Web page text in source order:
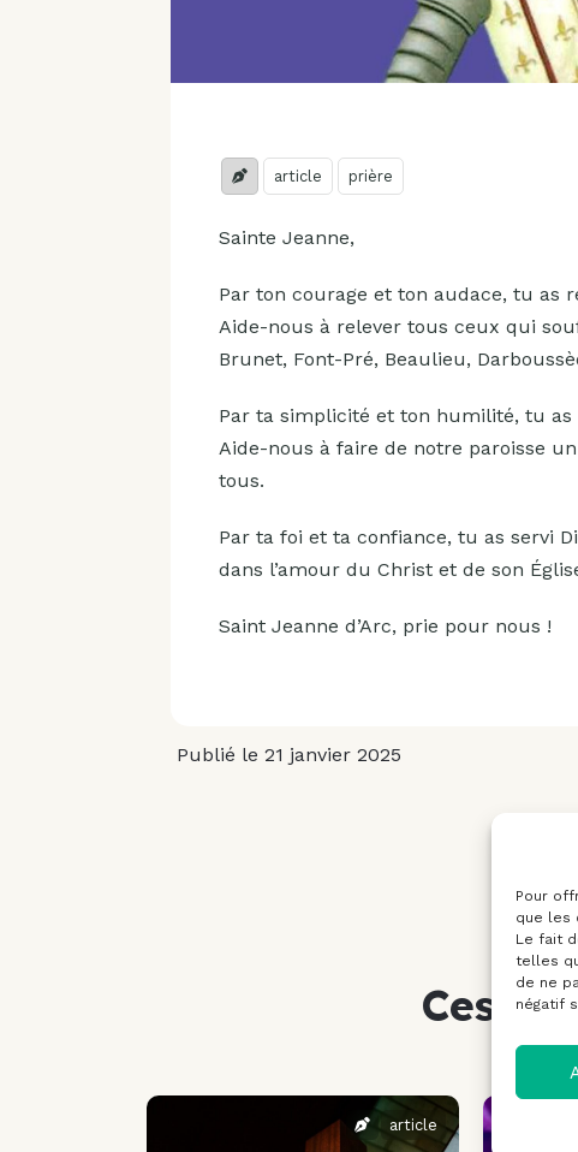
Pour
que les
Le fait
telles
de ne
négatif
article prière
Sainte Jeanne,
Par ton courage et ton audace, tu as
Aide-nous à relever tous ceux qui
Brunet, Font-Pré, Beaulieu,
Par ta simplicité et ton humilité, tu
Aide-nous à faire de notre paroisse
tous.
Par ta foi et ta confiance, tu as servi
dans l’amour du Christ et de son
Saint Jeanne d’Arc, prie pour nous !
Publié le 21 janvier 2025
Ces
article